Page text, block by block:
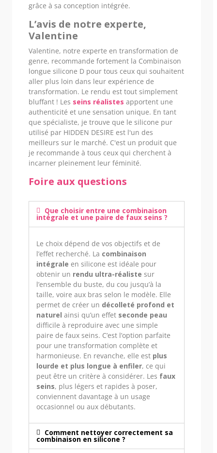
grâce à sa conception intégrée.
L’avis de notre experte,
Valentine
Valentine, notre experte en transformation de
genre, recommande fortement la Combinaison
longue silicone D pour tous ceux qui souhaitent
aller plus loin dans leur expérience de
transformation. Le rendu est tout simplement
bluffant ! Les seins réalistes apportent une
authenticité et une sensation unique. En tant
que spécialiste, je trouve que le silicone pur
utilisé par HIDDEN DESIRE est l'un des
meilleurs sur le marché. C'est un produit que
je recommande à tous ceux qui cherchent à
incarner pleinement leur féminité.
Foire aux questions
Que choisir entre une combinaison
intégrale et une paire de faux seins ?
Le choix dépend de vos objectifs et de
l’effet recherché. La combinaison
intégrale en silicone est idéale pour
obtenir un rendu ultra-réaliste sur
l’ensemble du buste, du cou jusqu’à la
taille, voire aux bras selon le modèle. Elle
permet de créer un décolleté profond et
naturel ainsi qu’un effet seconde peau
difficile à reproduire avec une simple
paire de faux seins. C’est l’option parfaite
pour une transformation complète et
harmonieuse. En revanche, elle est plus
lourde et plus longue à enfiler, ce qui
peut être un critère à considérer. Les faux
seins, plus légers et rapides à poser,
conviennent davantage à un usage
occasionnel ou aux débutants.
Comment nettoyer correctement sa
combinaison en silicone ?